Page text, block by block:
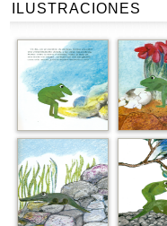
ILUSTRACIONES